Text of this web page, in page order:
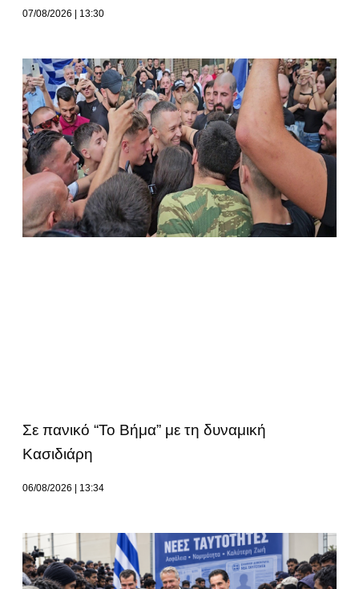
07/08/2026 13:30
Σε πανικό “Το Βήμα” με τη δυναμική
Κασιδιάρη
06/08/2026 13:34